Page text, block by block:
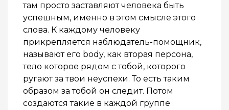
там просто заставляют человека быть
успешным, именно в этом смысле этого
слова. К каждому человеку
прикрепляется наблюдатель-помощник,
называют его body, как вторая персона,
тело которое рядом с тобой, которого
ругают за твои неуспехи. То есть таким
образом за тобой он следит. Потом
создаются такие в каждой группе